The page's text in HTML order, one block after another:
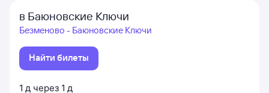
в Баюновские Ключи
Безменово - Баюновские Ключи
Найти билеты
1 д через 1 д